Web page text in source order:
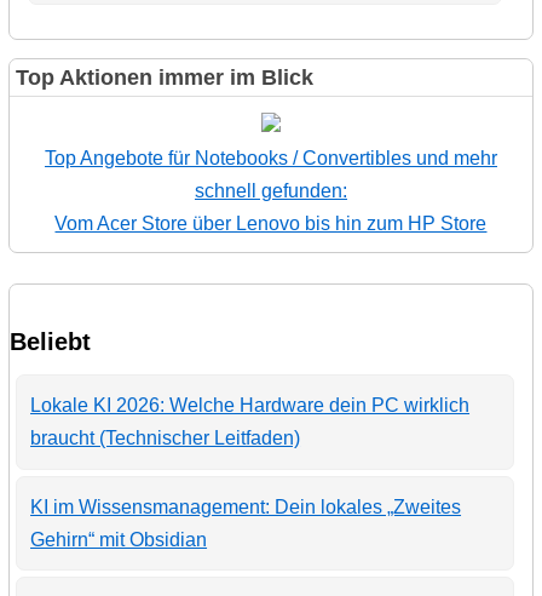
Top Aktionen immer im Blick
Top Angebote für Notebooks / Convertibles und mehr
schnell gefunden:
Vom Acer Store über Lenovo bis hin zum HP Store
Beliebt
Lokale KI 2026: Welche Hardware dein PC wirklich
braucht (Technischer Leitfaden)
KI im Wissensmanagement: Dein lokales „Zweites
Gehirn“ mit Obsidian